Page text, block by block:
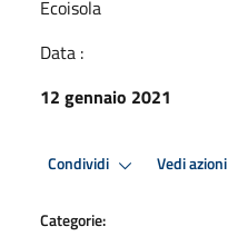
Ecoisola
Data :
12 gennaio 2021
Condividi Vedi azioni
Categorie: